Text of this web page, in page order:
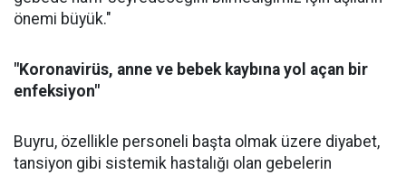
önemi büyük."
"Koronavirüs, anne ve bebek kaybına yol açan bir
enfeksiyon"
Buyru, özellikle personeli başta olmak üzere diyabet,
tansiyon gibi sistemik hastalığı olan gebelerin